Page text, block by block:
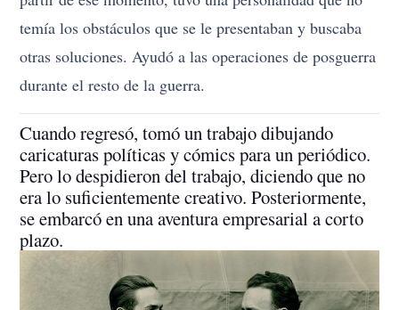
temía los obstáculos que se le presentaban y buscaba
otras soluciones. Ayudó a las operaciones de posguerra
durante el resto de la guerra.
Cuando regresó, tomó un trabajo dibujando
caricaturas políticas y cómics para un periódico.
Pero lo despidieron del trabajo, diciendo que no
era lo suficientemente creativo. Posteriormente,
se embarcó en una aventura empresarial a corto
plazo.